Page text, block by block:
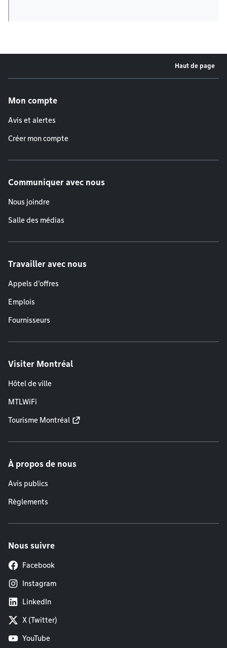
Haut de page
Mon compte
Avis et alertes
Créer mon compte
Communiquer avec nous
Nous joindre
Salle des médias
Travailler avec nous
Appels d'offres
Emplois
Fournisseurs
Visiter Montréal
Hôtel de ville
MTLWiFi
Tourisme Montréal
À propos de nous
Avis publics
Règlements
Nous suivre
Facebook
Instagram
LinkedIn
X (Twitter)
YouTube